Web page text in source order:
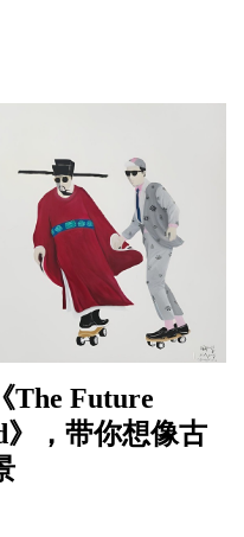
The Future
》，带你想像古